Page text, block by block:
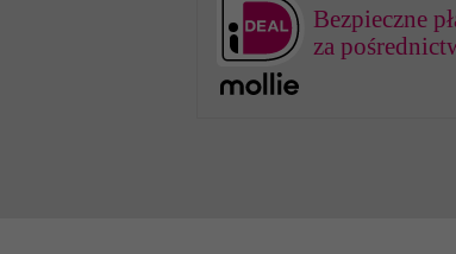
Bezpieczne
za